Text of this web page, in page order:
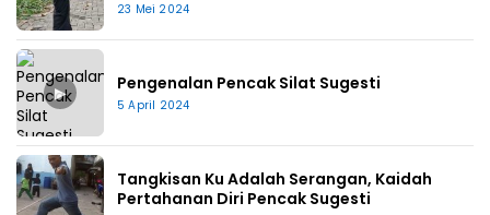
23 Mei 2024
▶ Pengenalan Pencak Silat Sugesti
5 April 2024
Tangkisan Ku Adalah Serangan, Kaidah
Pertahanan Diri Pencak Sugesti